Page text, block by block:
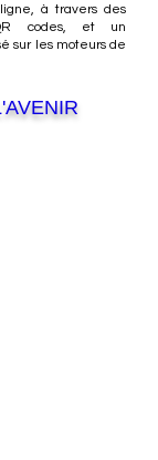
à travers des
codes, et un
sur les moteurs de